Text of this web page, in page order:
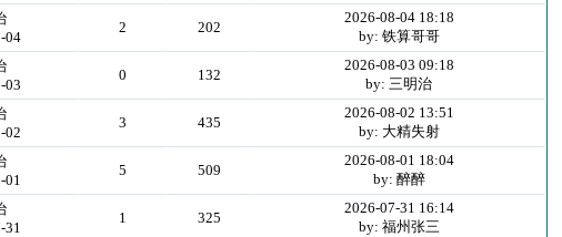
04
2 202
2026-08-04 18:18
by: 铁算哥哥
03
0 132
2026-08-03 09:18
by: 三明治
02
3 435
2026-08-02 13:51
by: 大精失射
01
5 509
2026-08-01 18:04
by: 醉醉
31
1 325
2026-07-31 16:14
by: 福州张三